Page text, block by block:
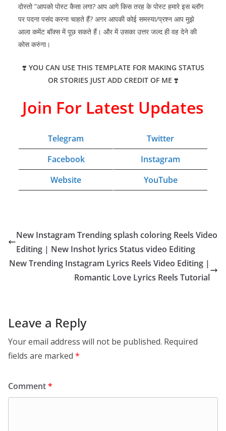
दोस्तो ”आपको पोस्ट कैसा लगा? आप आगे किस तरह के पोस्ट हमारे इस ब्लॉग
पर पदना पसंद करना चाहते हैं? अगर आपकी कोई समस्या/प्रश्न आप मुझे
आला कमेंट बॉक्स में पूछ सकते हैं। और में उसका उत्तर जल्द ही वह देने की
कोस करुंगा।
❣️ YOU CAN USE THIS TEMPLATE FOR MAKING STATUS
OR STORIES JUST ADD CREDIT OF ME ❣️
Join For Latest Updates
Telegram
Twitter
Facebook
Instagram
Website
YouTube
New Instagram Trending splash coloring Reels Video
Editing | New Inshot lyrics Status video Editing
New Trending Instagram Lyrics Reels Video Editing |
Romantic Love Lyrics Reels Tutorial
Leave a Reply
Your email address will not be published. Required
fields are marked *
Comment*